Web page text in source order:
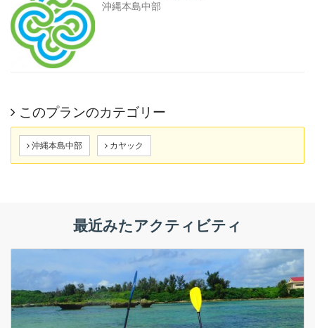
沖縄本島中部
このプランのカテゴリー
沖縄本島中部 カヤック
最近みたアクティビティ